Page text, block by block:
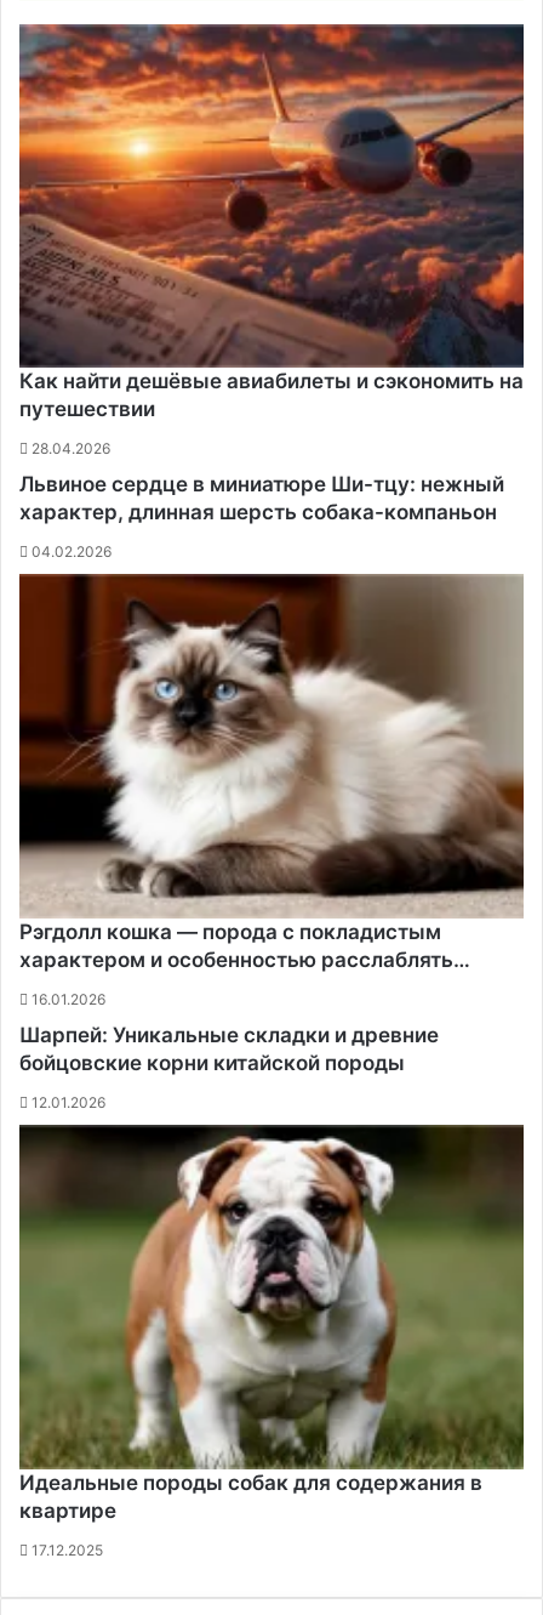
Как найти дешёвые авиабилеты и сэкономить на
путешествии
28.04.2026
Львиное сердце в миниатюре Ши-тцу: нежный
характер, длинная шерсть собака-компаньон
04.02.2026
Рэгдолл кошка — порода с покладистым
характером и особенностью расслаблять…
16.01.2026
Шарпей: Уникальные складки и древние
бойцовские корни китайской породы
12.01.2026
Идеальные породы собак для содержания в
квартире
17.12.2025